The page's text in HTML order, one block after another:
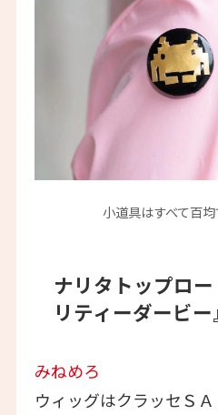
小道具はすべて百均
ナリタトップロ
リティーダービー
みねめろ
ウィッグはクラッセＳ